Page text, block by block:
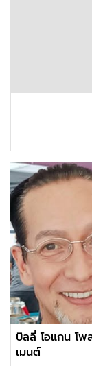
บิลลี่ โอแกน โ
เมนต์